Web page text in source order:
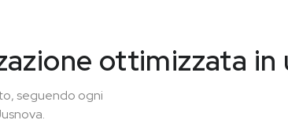
ottimizzata in
seguendo ogni